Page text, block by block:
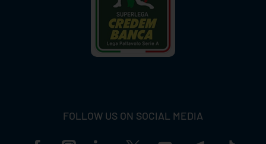
FOLLOW US ON SOCIAL MEDIA